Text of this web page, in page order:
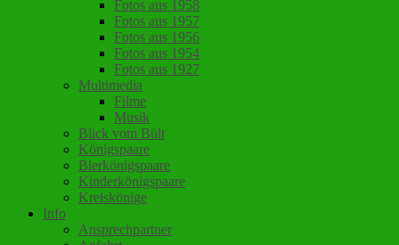
Fotos aus 1958
Fotos aus 1957
Fotos aus 1956
Fotos aus 1954
Fotos aus 1927
Multimedia
Filme
Musik
Blick vom Bült
Königspaare
Bierkönigspaare
Kinderkönigspaare
Kreiskönige
Info
Ansprechpartner